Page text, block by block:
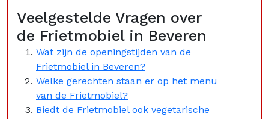
Veelgestelde Vragen over
de Frietmobiel in Beveren
Wat zijn de openingstijden van de
Frietmobiel in Beveren?
Welke gerechten staan er op het menu
van de Frietmobiel?
Biedt de Frietmobiel ook vegetarische